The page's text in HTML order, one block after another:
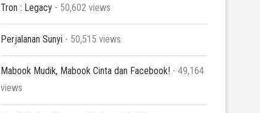
Tron : Legacy - 50,602 views
Perjalanan Sunyi - 50,515 views
Mabook Mudik, Mabook Cinta dan Facebook! - 49,164
views